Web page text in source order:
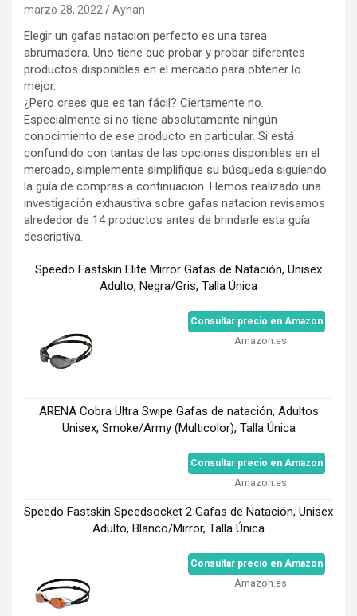
marzo 28, 2022 Ayhan
Elegir un gafas natacion perfecto es una tarea
abrumadora. Uno tiene que probar y probar diferentes
productos disponibles en el mercado para obtener lo
mejor.
¿Pero crees que es tan fácil? Ciertamente no.
Especialmente si no tiene absolutamente ningún
conocimiento de ese producto en particular. Si está
confundido con tantas de las opciones disponibles en el
mercado, simplemente simplifique su búsqueda siguiendo
la guía de compras a continuación. Hemos realizado una
investigación exhaustiva sobre gafas natacion revisamos
alrededor de 14 productos antes de brindarle esta guía
descriptiva.
Speedo Fastskin Elite Mirror Gafas de Natación, Unisex
Adulto, Negra/Gris, Talla Única
Consultar precio en Amazon
Amazon.es
ARENA Cobra Ultra Swipe Gafas de natación, Adultos
Unisex, Smoke/Army (Multicolor), Talla Única
Consultar precio en Amazon
Amazon.es
Speedo Fastskin Speedsocket 2 Gafas de Natación, Unisex
Adulto, Blanco/Mirror, Talla Única
Consultar precio en Amazon
Amazon.es